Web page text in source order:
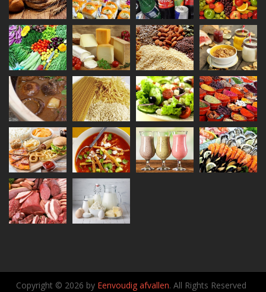
Copyright © 2026 by Eenvoudig afvallen. All Rights Reserved